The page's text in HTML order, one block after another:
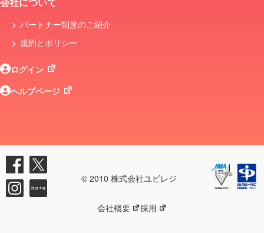
パートナー制度のご紹介
規約とボリシー
ログイン
ヘルプページ
© 2010 株式会社ユビレジ
会社概要 採用